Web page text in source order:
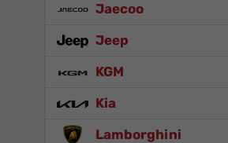
Jaecoo
Jeep
KGM
Kia
Lamborghini